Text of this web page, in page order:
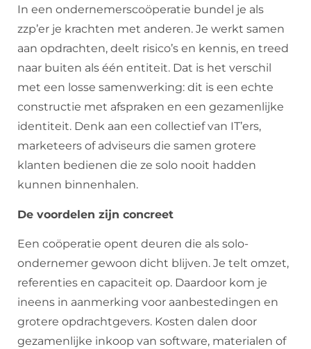
In een ondernemerscoöperatie bundel je als
zzp’er je krachten met anderen. Je werkt samen
aan opdrachten, deelt risico’s en kennis, en treed
naar buiten als één entiteit. Dat is het verschil
met een losse samenwerking: dit is een echte
constructie met afspraken en een gezamenlijke
identiteit. Denk aan een collectief van IT’ers,
marketeers of adviseurs die samen grotere
klanten bedienen die ze solo nooit hadden
kunnen binnenhalen.
De voordelen zijn concreet
Een coöperatie opent deuren die als solo-
ondernemer gewoon dicht blijven. Je telt omzet,
referenties en capaciteit op. Daardoor kom je
ineens in aanmerking voor aanbestedingen en
grotere opdrachtgevers. Kosten dalen door
gezamenlijke inkoop van software, materialen of